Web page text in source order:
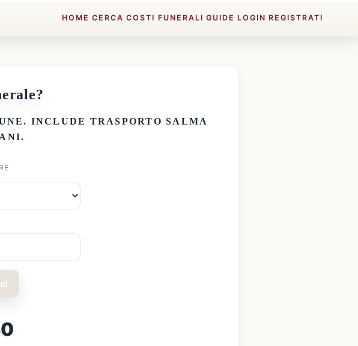
HOME CERCA COSTI FUNERALI GUIDE LOGIN REGISTRATI
. INCLUDE TRASPORTO SALMA